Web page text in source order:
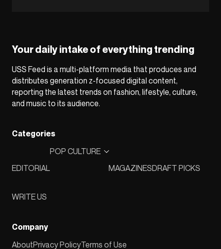
Your daily intake of everything trending
USS Feed is a multi-platform media that produces and
distributes generation z-focused digital content,
reporting the latest trends on fashion, lifestyle, culture,
and music to its audience.
Categories
EDITORIAL
POP CULTURE
MAGAZINESDRAFT PICKS
WRITE US
Company
AboutPrivacy PolicyTerms of Use